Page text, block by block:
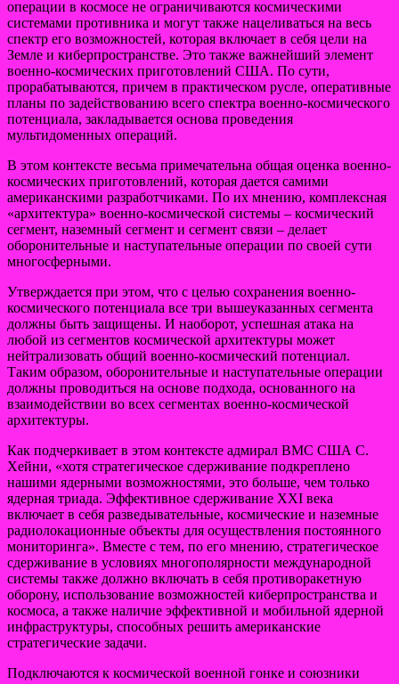
операции в космосе не ограничиваются космическими
системами противника и могут также нацеливаться на весь
спектр его возможностей, которая включает в себя цели на
Земле и киберпространстве. Это также важнейший элемент
военно-космических приготовлений США. По сути,
прорабатываются, причем в практическом русле, оперативные
планы по задействованию всего спектра военно-космического
потенциала, закладывается основа проведения
мультидоменных операций.
В этом контексте весьма примечательна общая оценка военно-
космических приготовлений, которая дается самими
американскими разработчиками. По их мнению, комплексная
«архитектура» военно-космической системы – космический
сегмент, наземный сегмент и сегмент связи – делает
оборонительные и наступательные операции по своей сути
многосферными.
Утверждается при этом, что с целью сохранения военно-
космического потенциала все три вышеуказанных сегмента
должны быть защищены. И наоборот, успешная атака на
любой из сегментов космической архитектуры может
нейтрализовать общий военно-космический потенциал.
Таким образом, оборонительные и наступательные операции
должны проводиться на основе подхода, основанного на
взаимодействии во всех сегментах военно-космической
архитектуры.
Как подчеркивает в этом контексте адмирал ВМС США С.
Хейни, «хотя стратегическое сдерживание подкреплено
нашими ядерными возможностями, это больше, чем только
ядерная триада. Эффективное сдерживание XXI века
включает в себя разведывательные, космические и наземные
радиолокационные объекты для осуществления постоянного
мониторинга». Вместе с тем, по его мнению, стратегическое
сдерживание в условиях многополярности международной
системы также должно включать в себя противоракетную
оборону, использование возможностей киберпространства и
космоса, а также наличие эффективной и мобильной ядерной
инфраструктуры, способных решить американские
стратегические задачи.
Подключаются к космической военной гонке и союзники